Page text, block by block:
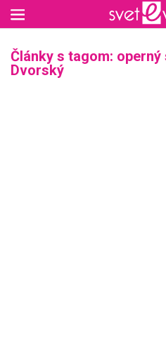
Články s tagom:
Dvorský